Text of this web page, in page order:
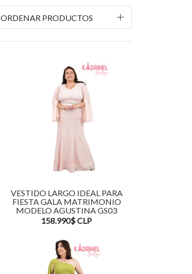
ORDENAR PRODUCTOS
VESTIDO LARGO IDEAL PARA
FIESTA GALA MATRIMONIO
MODELO AGUSTINA GS03
158.990$ CLP